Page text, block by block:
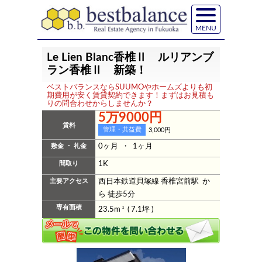
MENU
Le Lien Blanc香椎Ⅱ ルリアンブ
ラン香椎Ⅱ 新築！
ベストバランスならSUUMOやホームズよりも初
期費用が安く賃貸契約できます！まずはお見積も
りの問合わせからしませんか？
賃料
5万9000円
管理・共益費 3,000円
敷金 ・ 礼金 0ヶ月 ・ 1ヶ月
間取り 1K
主要アクセス
西日本鉄道貝塚線 香椎宮前駅 か
ら 徒歩5分
専有面積 23.5m2 ( 7.1坪 )